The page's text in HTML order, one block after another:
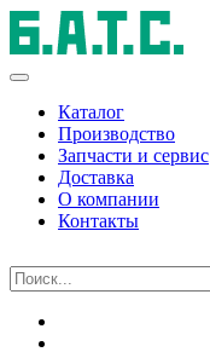
Каталог
Производство
Запчасти и сервис
Доставка
О компании
Контакты